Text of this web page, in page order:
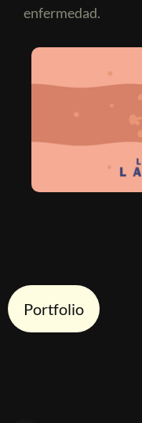
enfermedad.
Portfolio